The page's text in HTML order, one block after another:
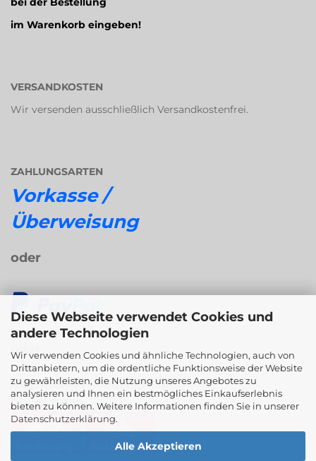
Diese Webseite verwendet Cookies und
andere Technologien
Wir verwenden Cookies und ähnliche Technologien, auch von
Drittanbietern, um die ordentliche Funktionsweise der Website
zu gewährleisten, die Nutzung unseres Angebotes zu
analysieren und Ihnen ein bestmögliches Einkaufserlebnis
bieten zu können. Weitere Informationen finden Sie in unserer
Datenschutzerklärung.
Alle Akzeptieren
im Warenkorb eingeben!
VERSANDKOSTEN
Wir versenden ausschließlich Versandkostenfrei.
ZAHLUNGSARTEN
Vorkasse /
Überweisung
oder
oder
Rechnungs- / Ratenkauf
bei Klarna